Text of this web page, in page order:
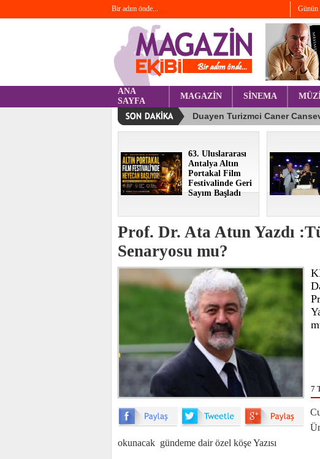
Bir adım önde... Günün
ANA
SAYFA
MAGAZİN SİNEMA
63. Uluslararası
Antalya Altın
Portakal Film
Festivalinde Geri
Sayım Başladı
Prof. Dr. Ata Atun Yazdı
Senaryosu mu?
7
okunacak gündeme dair özel köşe Yazısı